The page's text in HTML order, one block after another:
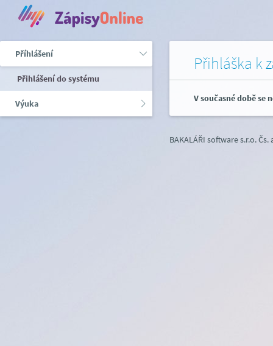
Příhlášení
Přihlášení do systému
Výuka
Přihláška k
V současné době se
BAKALÁŘI software s.r.o.Čs.